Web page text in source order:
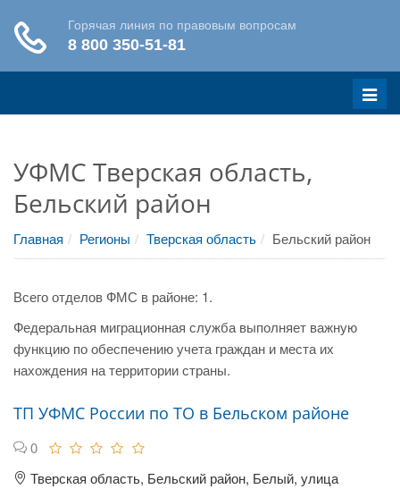
Меню
УФМС Тверская область,
Бельский район
Главная Регионы Тверская область Бельский район
Всего отделов ФМС в районе: 1.
Федеральная миграционная служба выполняет важную
функцию по обеспечению учета граждан и места их
нахождения на территории страны.
ТП УФМС России по ТО в Бельском районе
0
Тверская область, Бельский район, Белый, улица